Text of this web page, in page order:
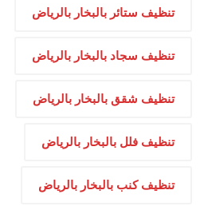
تنظيف ستائر بالبخار بالرياض
تنظيف سجاد بالبخار بالرياض
تنظيف شقق بالبخار بالرياض
تنظيف فلل بالبخار بالرياض
تنظيف كنب بالبخار بالرياض